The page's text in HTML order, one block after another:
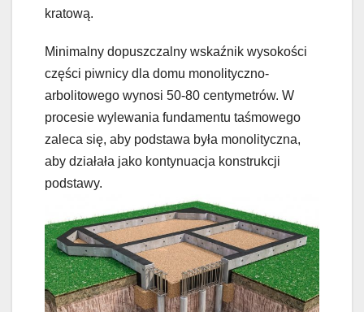
kratową.
Minimalny dopuszczalny wskaźnik wysokości
części piwnicy dla domu monolityczno-
arbolitowego wynosi 50-80 centymetrów. W
procesie wylewania fundamentu taśmowego
zaleca się, aby podstawa była monolityczna,
aby działała jako kontynuacja konstrukcji
podstawy.